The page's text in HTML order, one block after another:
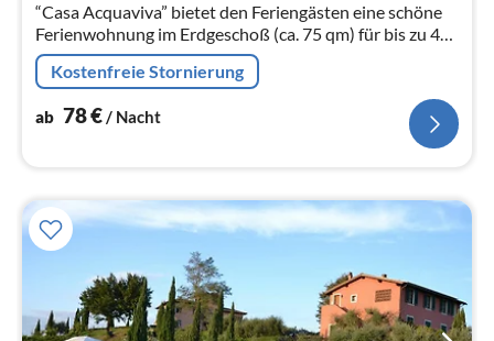
“Casa Acquaviva” bietet den Feriengästen eine schöne
Ferienwohnung im Erdgeschoß (ca. 75 qm) für bis zu 4
Personen.
Kostenfreie Stornierung
ab 78€/ Nacht